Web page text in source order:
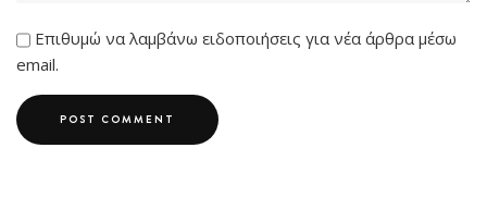
Επιθυμώ να λαμβάνω ειδοποιήσεις για νέα άρθρα μέσω
email.